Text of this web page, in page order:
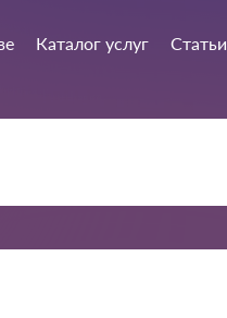
Каталог услуг Статьи